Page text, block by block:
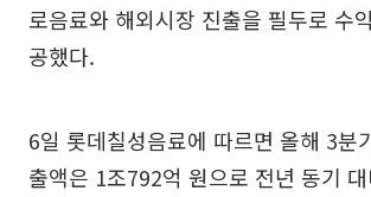
로음료와 해외시장 진출을 필두로 수
공했다.
6일 롯데칠성음료에 따르면 올해 3분
출액은 1조792억 원으로 전년 동기